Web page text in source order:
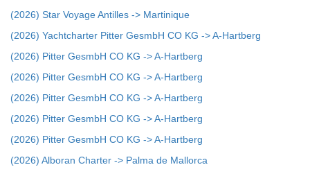
(2026) Star Voyage Antilles -> Martinique
(2026) Yachtcharter Pitter GesmbH CO KG -> A-Hartberg
(2026) Pitter GesmbH CO KG -> A-Hartberg
(2026) Pitter GesmbH CO KG -> A-Hartberg
(2026) Pitter GesmbH CO KG -> A-Hartberg
(2026) Pitter GesmbH CO KG -> A-Hartberg
(2026) Pitter GesmbH CO KG -> A-Hartberg
(2026) Alboran Charter -> Palma de Mallorca